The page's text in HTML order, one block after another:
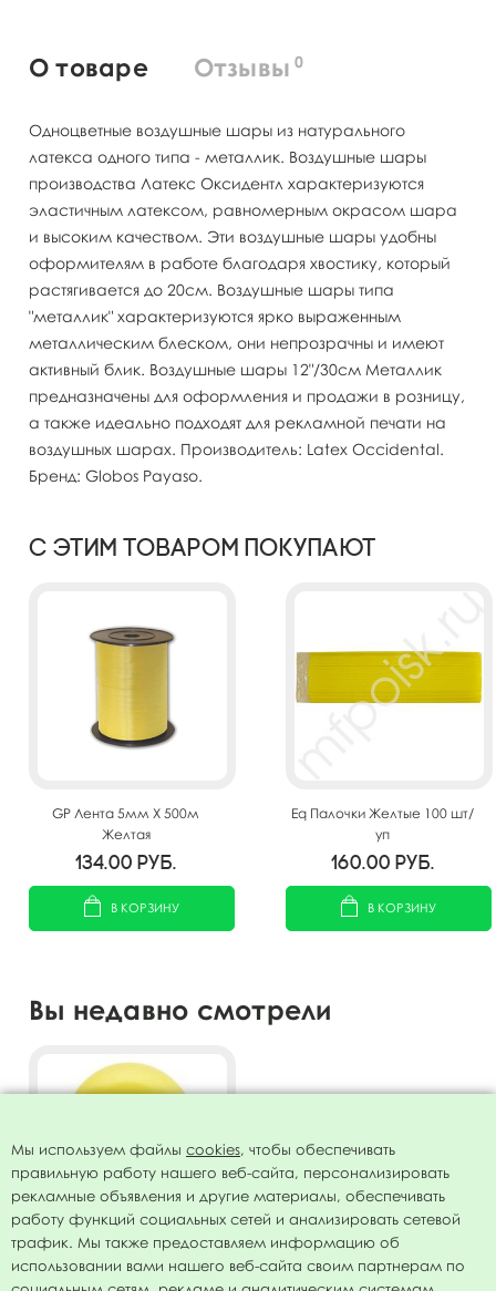
О товаре Отзывы 0
Одноцветные воздушные шары из натурального
латекса одного типа - металлик. Воздушные шары
производства Латекс Оксидентл характеризуются
эластичным латексом, равномерным окрасом шара
и высоким качеством. Эти воздушные шары удобны
оформителям в работе благодаря хвостику, который
растягивается до 20см. Воздушные шары типа
"металлик" характеризуются ярко выраженным
металлическим блеском, они непрозрачны и имеют
активный блик. Воздушные шары 12"/30см Металлик
предназначены для оформления и продажи в розницу,
а также идеально подходят для рекламной печати на
воздушных шарах. Производитель: Latex Occidental.
Бренд: Globos Payaso.
С этим товаром покупают
GP Лента 5мм X 500м
Желтая
134.00 руб.
В КОРЗИНУ
Eq Палочки Желтые 100 шт/
уп
160.00 руб.
В КОРЗИНУ
Вы недавно смотрели
Воздушный шар 12"/30см
Мы используем файлы cookies, чтобы обеспечивать
правильную работу нашего веб-сайта, персонализировать
рекламные объявления и другие материалы, обеспечивать
работу функций социальных сетей и анализировать сетевой
трафик. Мы также предоставляем информацию об
использовании вами нашего веб-сайта своим партнерам по